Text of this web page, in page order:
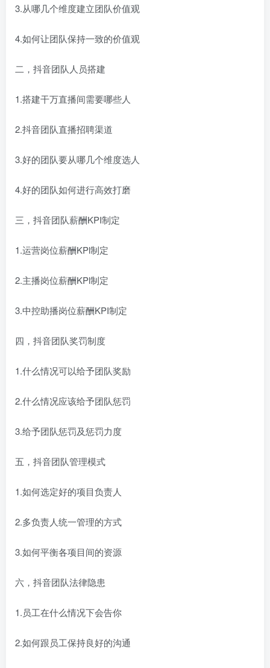
3.从哪几个维度建立团队价值观
4.如何让团队保持一致的价值观
二，抖音团队人员搭建
1.搭建干万直播间需要哪些人
2.抖音团队直播招聘渠道
3.好的团队要从哪几个维度选人
4.好的团队如何进行高效打磨
三，抖音团队薪酬KPI制定
1.运营岗位薪酬KPl制定
2.主播岗位薪酬KPl制定
3.中控助播岗位薪酬KPI制定
四，抖音团队奖罚制度
1.什么情况可以给予团队奖励
2.什么情况应该给予团队惩罚
3.给予团队惩罚及惩罚力度
五，抖音团队管理模式
1.如何选定好的项目负责人
2.多负责人统一管理的方式
3.如何平衡各项目间的资源
六，抖音团队法律隐患
1.员工在什么情况下会告你
2.如何跟员工保持良好的沟通